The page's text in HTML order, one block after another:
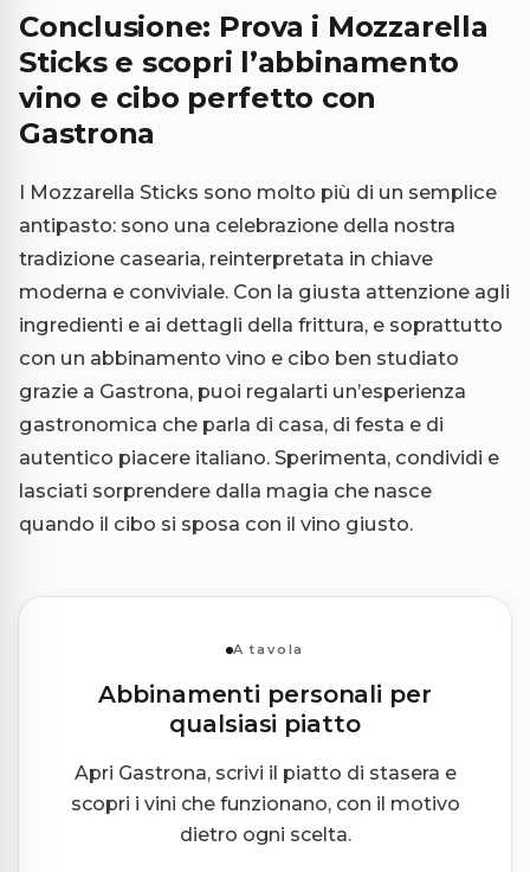
Conclusione: Prova i Mozzarella
Sticks e scopri l’abbinamento
vino e cibo perfetto con
Gastrona
I Mozzarella Sticks sono molto più di un semplice
antipasto: sono una celebrazione della nostra
tradizione casearia, reinterpretata in chiave
moderna e conviviale. Con la giusta attenzione agli
ingredienti e ai dettagli della frittura, e soprattutto
con un abbinamento vino e cibo ben studiato
grazie a Gastrona, puoi regalarti un’esperienza
gastronomica che parla di casa, di festa e di
autentico piacere italiano. Sperimenta, condividi e
lasciati sorprendere dalla magia che nasce
quando il cibo si sposa con il vino giusto.
A tavola
Abbinamenti personali per
qualsiasi piatto
Apri Gastrona, scrivi il piatto di stasera e
scopri i vini che funzionano, con il motivo
dietro ogni scelta.